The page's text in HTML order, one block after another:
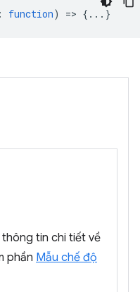
: function) => {...}
thông tin chi tiết về
phần Mẫu chế độ